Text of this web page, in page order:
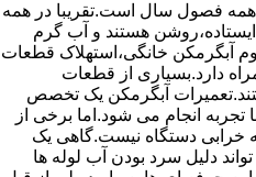
همه فصول سال است.تقریبا در همه
هستند و آب گرم
آبگرمکن خانگی،استهلاک قطعات
دارد.بسیاری از قطعات
آبگرمکن یک تخصص
انجام می شود.اما برخی از
خرابی دستگاه نیست.گاهی یک
دلیل سرد بودن آب لوله ها